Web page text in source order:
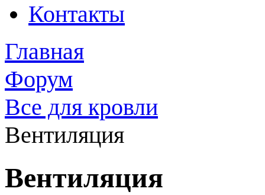
Контакты
Главная
Форум
Все для кровли
Вентиляция
Вентиляция